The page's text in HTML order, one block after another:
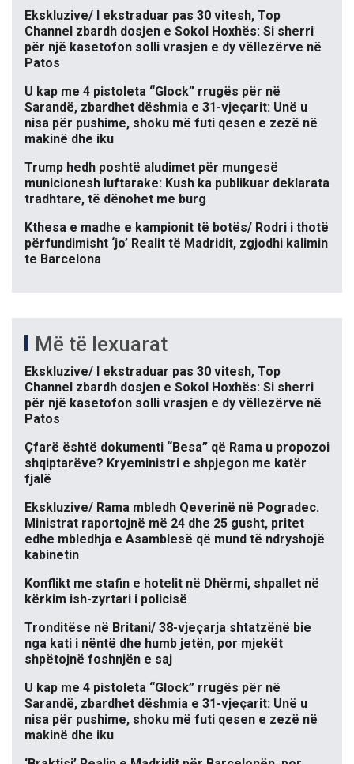
Ekskluzive/ I ekstraduar pas 30 vitesh, Top
Channel zbardh dosjen e Sokol Hoxhës: Si sherri
për një kasetofon solli vrasjen e dy vëllezërve në
Patos
U kap me 4 pistoleta “Glock” rrugës për në
Sarandë, zbardhet dëshmia e 31-vjeçarit: Unë u
nisa për pushime, shoku më futi qesen e zezë në
makinë dhe iku
Trump hedh poshtë aludimet për mungesë
municionesh luftarake: Kush ka publikuar deklarata
tradhtare, të dënohet me burg
Kthesa e madhe e kampionit të botës/ Rodri i thotë
përfundimisht ‘jo’ Realit të Madridit, zgjodhi kalimin
te Barcelona
Më të lexuarat
Ekskluzive/ I ekstraduar pas 30 vitesh, Top
Channel zbardh dosjen e Sokol Hoxhës: Si sherri
për një kasetofon solli vrasjen e dy vëllezërve në
Patos
Çfarë është dokumenti “Besa” që Rama u propozoi
shqiptarëve? Kryeministri e shpjegon me katër
fjalë
Ekskluzive/ Rama mbledh Qeverinë në Pogradec.
Ministrat raportojnë më 24 dhe 25 gusht, pritet
edhe mbledhja e Asamblesë që mund të ndryshojë
kabinetin
Konflikt me stafin e hotelit në Dhërmi, shpallet në
kërkim ish-zyrtari i policisë
Tronditëse në Britani/ 38-vjeçarja shtatzënë bie
nga kati i nëntë dhe humb jetën, por mjekët
shpëtojnë foshnjën e saj
U kap me 4 pistoleta “Glock” rrugës për në
Sarandë, zbardhet dëshmia e 31-vjeçarit: Unë u
nisa për pushime, shoku më futi qesen e zezë në
makinë dhe iku